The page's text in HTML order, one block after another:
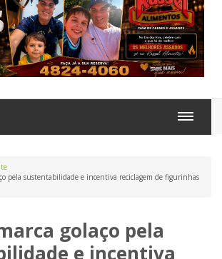
pela sustentabilidade e incentiva reciclagem de figurinhas
golaço pela
e incentiva